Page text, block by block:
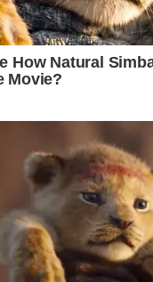
How Natural
Movie?